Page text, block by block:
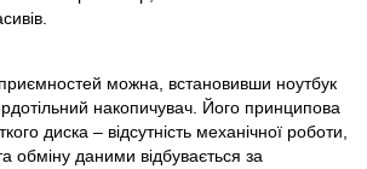
можна, встановивши ноутбук
накопичувач. Його принципова
диска – відсутність механічної роботи,
обміну даними відбувається за